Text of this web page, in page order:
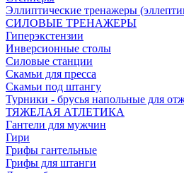
Эллиптические тренажеры
СИЛОВЫЕ ТРЕНАЖЕРЫ
Гиперэкстензии
Инверсионные столы
Силовые станции
Скамьи для пресса
Скамьи под штангу
Турники - брусья напольные для
ТЯЖЕЛАЯ АТЛЕТИКА
Гантели для мужчин
Гири
Грифы гантельные
Грифы для штанги